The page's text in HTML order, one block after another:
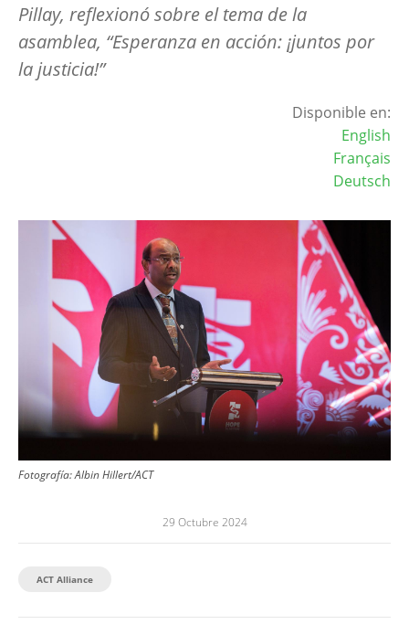
Pillay, reflexionó sobre el tema de la
asamblea, “Esperanza en acción: ¡juntos por
la justicia!”
Disponible en:
English
Français
Deutsch
Fotografía:Albin Hillert/ACT
29 Octubre 2024
ACT Alliance